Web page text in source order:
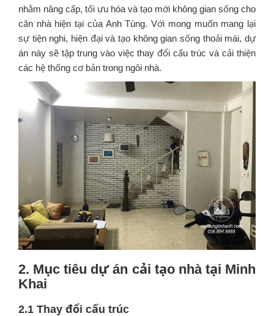
nhằm nâng cấp, tối ưu hóa và tạo mới không gian sống cho
căn nhà hiện tại của Anh Tùng. Với mong muốn mang lại
sự tiện nghi, hiện đại và tạo không gian sống thoải mái, dự
án này sẽ tập trung vào việc thay đổi cấu trúc và cải thiện
các hệ thống cơ bản trong ngôi nhà.
2. Mục tiêu dự án cải tạo nhà tại Minh
Khai
2.1 Thay đổi cấu trúc